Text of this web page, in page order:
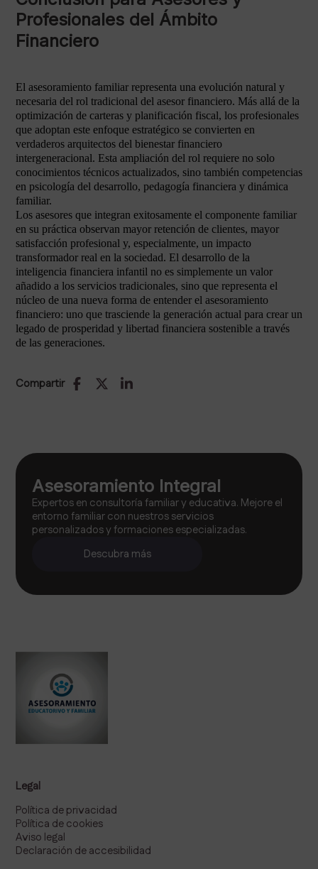
Profesionales del Ámbito
Financiero
El asesoramiento familiar representa una evolución natural y
necesaria del rol tradicional del asesor financiero. Más allá de la
optimización de carteras y planificación fiscal, los profesionales
que adoptan este enfoque estratégico se convierten en
verdaderos arquitectos del bienestar financiero
intergeneracional. Esta ampliación del rol requiere no solo
conocimientos técnicos actualizados, sino también competencias
en psicología del desarrollo, pedagogía financiera y dinámica
familiar.
Los asesores que integran exitosamente el componente familiar
en su práctica observan mayor retención de clientes, mayor
satisfacción profesional y, especialmente, un impacto
transformador real en la sociedad. El desarrollo de la
inteligencia financiera infantil no es simplemente un valor
añadido a los servicios tradicionales, sino que representa el
núcleo de una nueva forma de entender el asesoramiento
financiero: uno que trasciende la generación actual para crear un
legado de prosperidad y libertad financiera sostenible a través
de las generaciones.
Compartir
Asesoramiento Integral
Expertos en consultoría familiar y educativa. Mejore el
entorno familiar con nuestros servicios
personalizados y formaciones especializadas.
Descubra más
Legal
Política de privacidad
Política de cookies
Aviso legal
Declaración de accesibilidad